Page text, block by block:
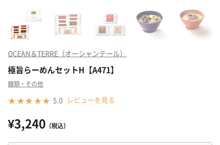
OCEAN＆TERRE（オーシャンテール）
極旨らーめんセットH【A471】
麺類・その他
5.0 レビューを見る
¥3,240 （税込）